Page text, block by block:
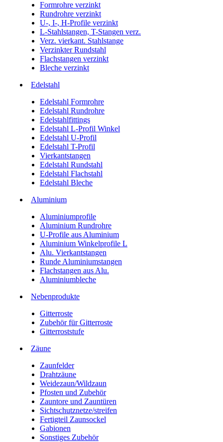
Formrohre verzinkt
Rundrohre verzinkt
U-, I-, H-Profile verzinkt
L-Stahlstangen, T-Stangen verz.
Verz. vierkant. Stahlstange
Verzinkter Rundstahl
Flachstangen verzinkt
Bleche verzinkt
Edelstahl
Edelstahl Formrohre
Edelstahl Rundrohre
Edelstahlfittings
Edelstahl L-Profil Winkel
Edelstahl U-Profil
Edelstahl T-Profil
Vierkantstangen
Edelstahl Rundstahl
Edelstahl Flachstahl
Edelstahl Bleche
Aluminium
Aluminiumprofile
Aluminium Rundrohre
U-Profile aus Aluminium
Aluminium Winkelprofile L
Alu. Vierkantstangen
Runde Aluminiumstangen
Flachstangen aus Alu.
Aluminiumbleche
Nebenprodukte
Gitterroste
Zubehör für Gitterroste
Gitterroststufe
Zäune
Zaunfelder
Drahtzäune
Weidezaun/Wildzaun
Pfosten und Zubehör
Zauntore und Zauntüren
Sichtschutznetze/streifen
Fertigteil Zaunsockel
Gabionen
Sonstiges Zubehör